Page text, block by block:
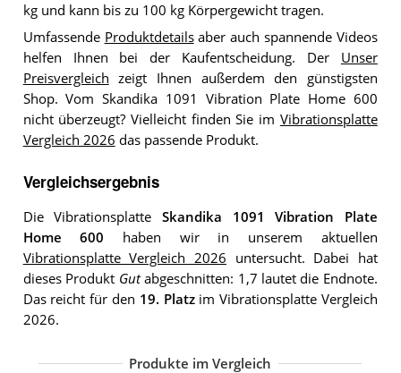
kg und kann bis zu 100 kg Körpergewicht tragen.
Umfassende Produktdetailsaber auch spannende Videos
helfen Ihnen bei der Kaufentscheidung. Der Unser
Preisvergleich zeigt Ihnen außerdem den günstigsten
Shop. Vom Skandika 1091 Vibration Plate Home 600
nicht überzeugt? Vielleicht finden Sie im Vibrationsplatte
Vergleich 2026 das passende Produkt.
Vergleichsergebnis
Die Vibrationsplatte Skandika 1091 Vibration Plate
Home 600 haben wir in unserem aktuellen
Vibrationsplatte Vergleich 2026 untersucht. Dabei hat
dieses Produkt Gutabgeschnitten: 1,7 lautet die Endnote.
Das reicht für den 19. Platzim Vibrationsplatte Vergleich
2026.
Produkte im Vergleich